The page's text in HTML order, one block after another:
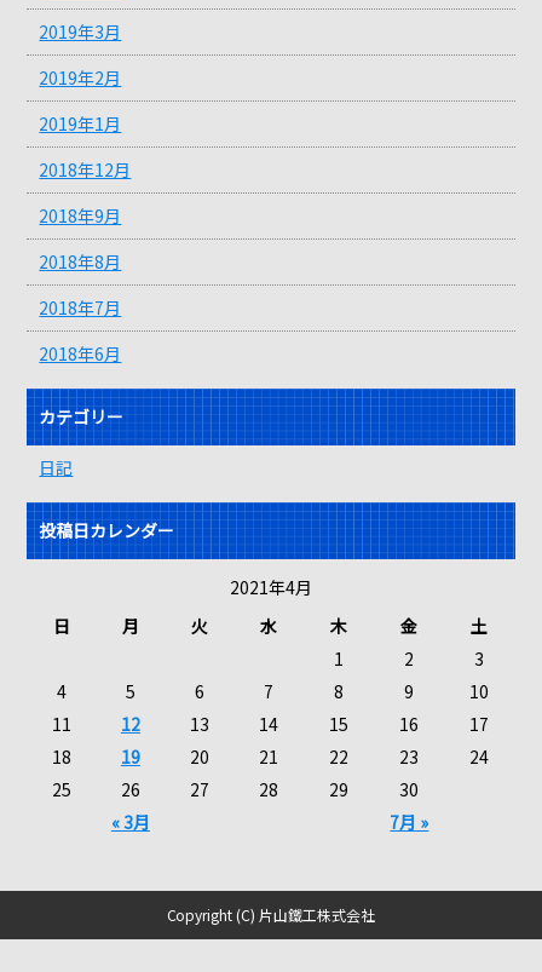
2019年3月
2019年2月
2019年1月
2018年12月
2018年9月
2018年8月
2018年7月
2018年6月
カテゴリー
日記
投稿日カレンダー
2021年4月
日
月 火 水 木 金 土
« 3月 7月 »
1 2
3
4
5 6 7 8 9
10
11
12 13 14 15 16
17
18
19 20 21 22 23
24
25
26 27 28 29 30
Copyright (C) 片山鐵工株式会社